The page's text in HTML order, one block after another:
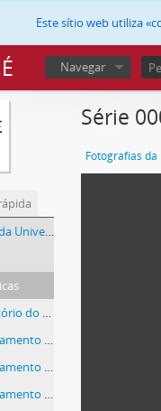
Este sítio web utiliza
Navegar
de Évora
Humano 1997
de Carvalho
de Carvalho
de Carvalho
Série
Fotografias